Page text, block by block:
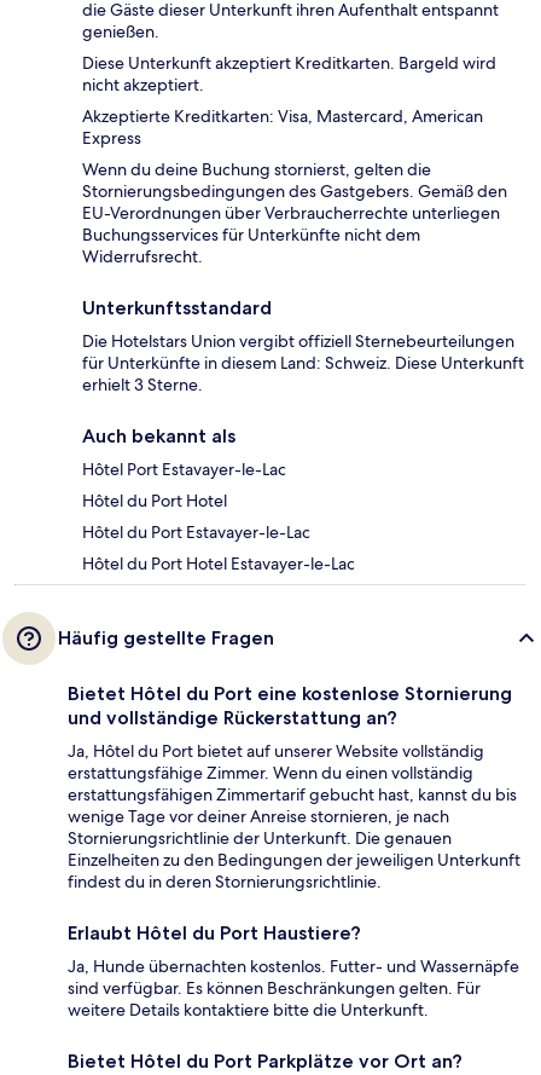
die Gäste dieser Unterkunft ihren Aufenthalt entspannt
genießen.
Diese Unterkunft akzeptiert Kreditkarten. Bargeld wird
nicht akzeptiert.
Akzeptierte Kreditkarten: Visa, Mastercard, American
Express
Wenn du deine Buchung stornierst, gelten die
Stornierungsbedingungen des Gastgebers. Gemäß den
EU-Verordnungen über Verbraucherrechte unterliegen
Buchungsservices für Unterkünfte nicht dem
Widerrufsrecht.
Unterkunftsstandard
Die Hotelstars Union vergibt offiziell Sternebeurteilungen
für Unterkünfte in diesem Land: Schweiz. Diese Unterkunft
erhielt 3 Sterne.
Auch bekannt als
Hôtel Port Estavayer-le-Lac
Hôtel du Port Hotel
Hôtel du Port Estavayer-le-Lac
Hôtel du Port Hotel Estavayer-le-Lac
Häufig gestellte Fragen
Bietet Hôtel du Port eine kostenlose Stornierung
und vollständige Rückerstattung an?
Ja, Hôtel du Port bietet auf unserer Website vollständig
erstattungsfähige Zimmer. Wenn du einen vollständig
erstattungsfähigen Zimmertarif gebucht hast, kannst du bis
wenige Tage vor deiner Anreise stornieren, je nach
Stornierungsrichtlinie der Unterkunft. Die genauen
Einzelheiten zu den Bedingungen der jeweiligen Unterkunft
findest du in deren Stornierungsrichtlinie.
Erlaubt Hôtel du Port Haustiere?
Ja, Hunde übernachten kostenlos. Futter- und Wassernäpfe
sind verfügbar. Es können Beschränkungen gelten. Für
weitere Details kontaktiere bitte die Unterkunft.
Bietet Hôtel du Port Parkplätze vor Ort an?